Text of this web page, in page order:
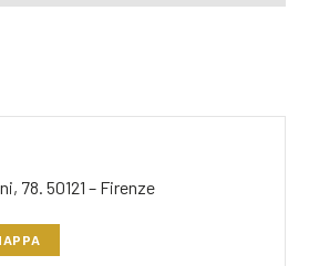
78. 50121 – Firenze